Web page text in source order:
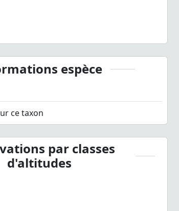
espèce
ce taxon
par classes
d'altitudes